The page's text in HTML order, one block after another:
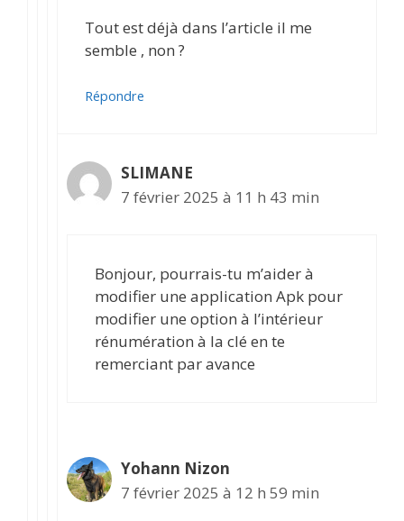
Tout est déjà dans l’article il me
semble , non ?
Répondre
SLIMANE
7 février 2025 à 11 h 43 min
Bonjour, pourrais-tu m’aider à
modifier une application Apk pour
modifier une option à l’intérieur
rénumération à la clé en te
remerciant par avance
Yohann Nizon
7 février 2025 à 12 h 59 min